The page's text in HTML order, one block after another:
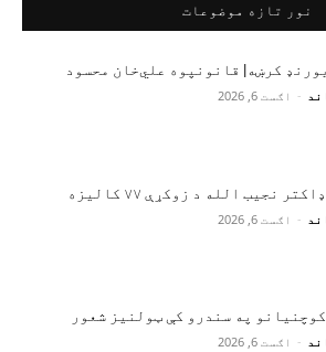
نور تازه موضوعات
کرښه| قانونپوه علي‌خان محسود
- اګست 6, 2026
نجیب الله د زوکړې ۷۷ کالیزه
- اګست 6, 2026
په سندرو کې ټولنیز شعور
- اګست 6, 2026